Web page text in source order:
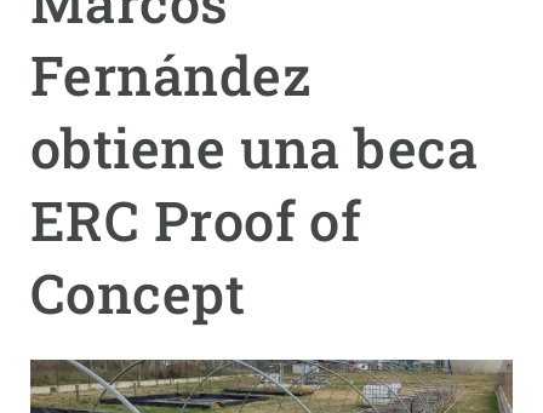
Fernández
obtiene una beca
ERC Proof of
Concept